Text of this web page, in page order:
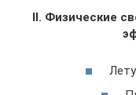
II. Физические